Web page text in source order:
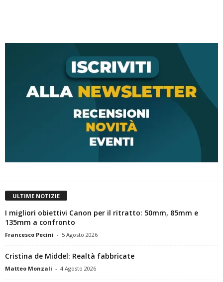
ULTIME NOTIZIE
I migliori obiettivi Canon per il ritratto: 50mm, 85mm e
135mm a confronto
Francesco Pecini - 5 Agosto 2026
Cristina de Middel: Realtà fabbricate
Matteo Monzali - 4 Agosto 2026